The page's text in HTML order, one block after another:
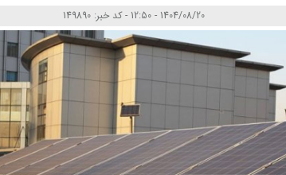
1404/08/20 - 12:50 - کد خبر: 149890